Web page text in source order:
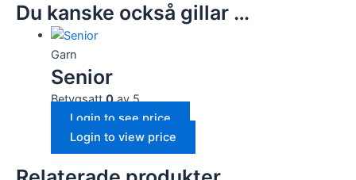
Du kanske också gillar …
Garn
Senior
Betygsatt0av 5
Login to see price
Login to view price